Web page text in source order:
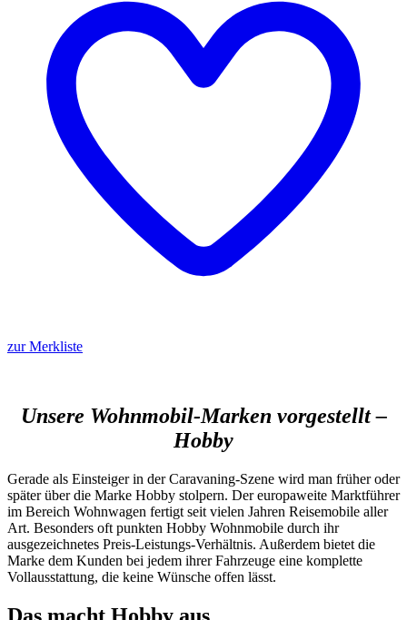
zur Merkliste
Unsere Wohnmobil-Marken vorgestellt –
Hobby
Gerade als Einsteiger in der Caravaning-Szene wird man früher oder
später über die Marke Hobby stolpern. Der europaweite Marktführer
im Bereich Wohnwagen fertigt seit vielen Jahren Reisemobile aller
Art. Besonders oft punkten Hobby Wohnmobile durch ihr
ausgezeichnetes Preis-Leistungs-Verhältnis. Außerdem bietet die
Marke dem Kunden bei jedem ihrer Fahrzeuge eine komplette
Vollausstattung, die keine Wünsche offen lässt.
Das macht Hobby aus